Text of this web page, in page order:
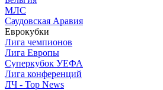
МЛС
Саудовская Аравия
Еврокубки
Лига чемпионов
Лига Европы
Суперкубок УЕФА
Лига конференций
ЛЧ - Top News